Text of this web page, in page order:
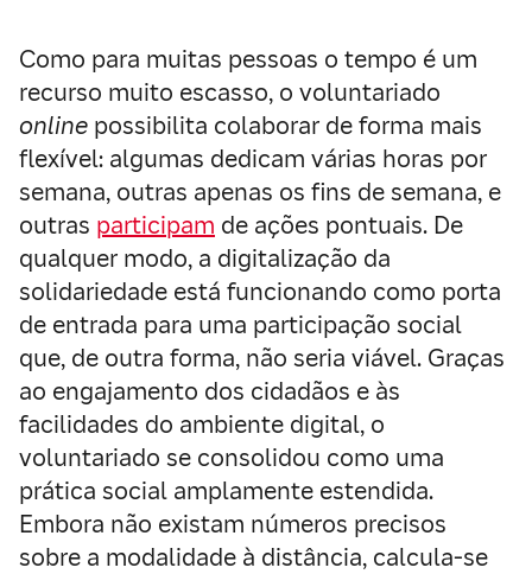
Como para muitas pessoas o tempo é um
recurso muito escasso, o voluntariado
online possibilita colaborar de forma mais
flexível: algumas dedicam várias horas por
semana, outras apenas os fins de semana, e
outras participam de ações pontuais. De
qualquer modo, a digitalização da
solidariedade está funcionando como porta
de entrada para uma participação social
que, de outra forma, não seria viável. Graças
ao engajamento dos cidadãos e às
facilidades do ambiente digital, o
voluntariado se consolidou como uma
prática social amplamente estendida.
Embora não existam números precisos
sobre a modalidade à distância, calcula-se